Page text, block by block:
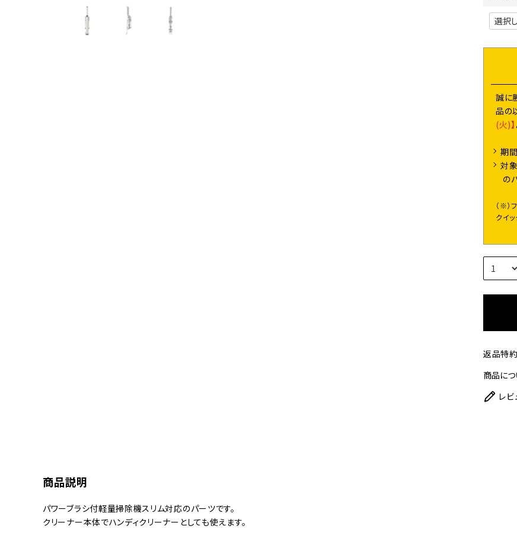
誠に
品の
(火)】
期
対
の
（※）
クイ
返品特
商品に
レ
商品説明
パワーブラシ付軽量掃除機スリム対応のパーツです。
クリーナー本体でハンディクリーナーとしても使えます。